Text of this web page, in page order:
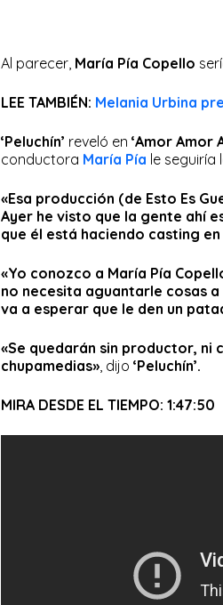
Al parecer, María Pía Copello
LEE TAMBIÉN: Melania Urbina
‘Peluchín’ reveló en ‘Amor Amor
conductora María Pía le seguiría
«Esa producción (de Esto Es
Ayer he visto que la gente ahí
que él está haciendo casting
«Yo conozco a María Pía
no necesita aguantarle cosas
va a esperar que le den un
«Se quedarán sin productor, ni
chupamedias» , dijo ‘Peluchín’.
MIRA DESDE EL TIEMPO: 1:47:50